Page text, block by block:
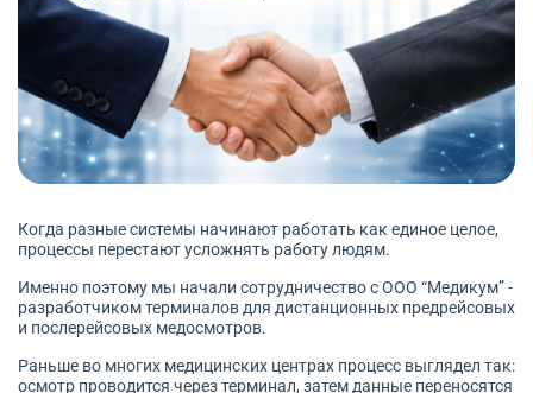
Когда разные системы начинают работать как единое целое,
процессы перестают усложнять работу людям.
Именно поэтому мы начали сотрудничество с ООО “Медикум” -
разработчиком терминалов для дистанционных предрейсовых
и послерейсовых медосмотров.
Раньше во многих медицинских центрах процесс выглядел так:
осмотр проводится через терминал, затем данные переносятся